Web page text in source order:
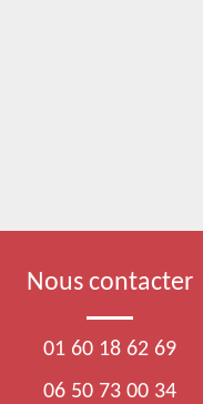
Nous contacter
01 60 18 62 69
06 50 73 00 34